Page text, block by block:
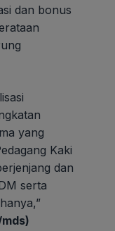
dan bonus
yang
Kaki
dan
serta